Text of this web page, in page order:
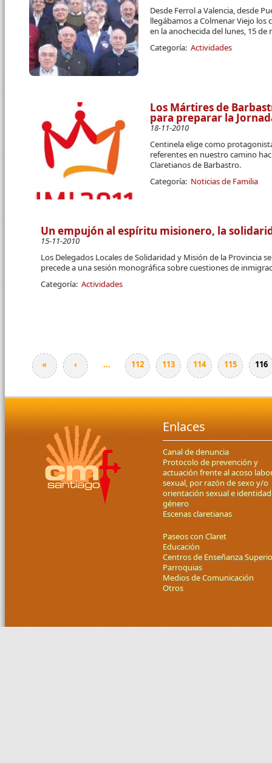
Desde Ferrol a Valencia, desde
llegábamos a Colmenar Viejo
en la anochecida del lunes, 15 de
Categoría: Actividades
Los Mártires de
para preparar la
18-11-2010
Centinela elige como
referentes en nuestro camino
Claretianos de Barbastro.
Categoría: Noticias de Familia
Un empujón al espíritu misionero, la
15-11-2010
Los Delegados Locales de Solidaridad y Misión de la Provincia
precede a una sesión monográfica sobre cuestiones de
Categoría: Actividades
Páginas
« ‹ … 112 113 114 115 116
Enlaces
Canal de denuncia
Protocolo de prevención y
actuación frente al acoso
sexual, por razón de sexo y/o
orientación sexual e
género
Escenas claretianas
Paseos con Claret
Educación
Centros de Enseñanza
Parroquias
Medios de Comunicación
Otros